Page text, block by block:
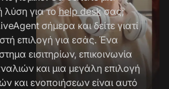
λύση για τοhelp deskσας;
σήμερα και δείτε γιατί
επιλογή για εσάς. Ένα
εισιτηρίων, επικοινωνία
και μια μεγάλη επιλογή
και ενοποιήσεων είναι αυτό